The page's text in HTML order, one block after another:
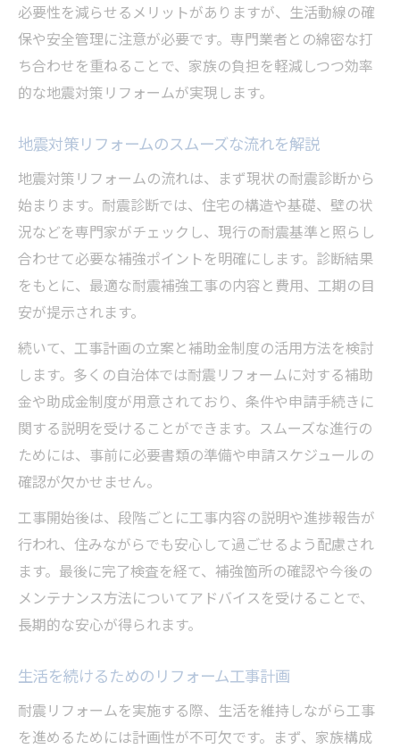
必要性を減らせるメリットがありますが、生活動線の確
保や安全管理に注意が必要です。専門業者との綿密な打
ち合わせを重ねることで、家族の負担を軽減しつつ効率
的な地震対策リフォームが実現します。
地震対策リフォームのスムーズな流れを解説
地震対策リフォームの流れは、まず現状の耐震診断から
始まります。耐震診断では、住宅の構造や基礎、壁の状
況などを専門家がチェックし、現行の耐震基準と照らし
合わせて必要な補強ポイントを明確にします。診断結果
をもとに、最適な耐震補強工事の内容と費用、工期の目
安が提示されます。
続いて、工事計画の立案と補助金制度の活用方法を検討
します。多くの自治体では耐震リフォームに対する補助
金や助成金制度が用意されており、条件や申請手続きに
関する説明を受けることができます。スムーズな進行の
ためには、事前に必要書類の準備や申請スケジュールの
確認が欠かせません。
工事開始後は、段階ごとに工事内容の説明や進捗報告が
行われ、住みながらでも安心して過ごせるよう配慮され
ます。最後に完了検査を経て、補強箇所の確認や今後の
メンテナンス方法についてアドバイスを受けることで、
長期的な安心が得られます。
生活を続けるためのリフォーム工事計画
耐震リフォームを実施する際、生活を維持しながら工事
を進めるためには計画性が不可欠です。まず、家族構成